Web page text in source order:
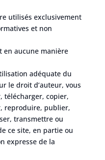
utilisés exclusivement
et non
en aucune manière
adéquate du
le droit d’auteur, vous
télécharger, copier,
reproduire, publier,
transmettre ou
ce site, en partie ou
expresse de la